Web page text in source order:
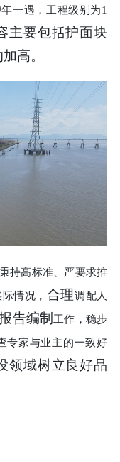
年一遇，工程级别为1
主要包括护面块
高。
持高标准、严要求推
情况， 合理调配人
告编制 工作，稳步
专家与业主的一致好
领域树立良好品